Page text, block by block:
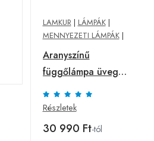
LAMKUR| LÁMPÁK|
MENNYEZETI LÁMPÁK|
Aranyszínű
függőlámpa üveg
búrával Georgia –
LAMKUR
Részletek
30 990 Ft-tól